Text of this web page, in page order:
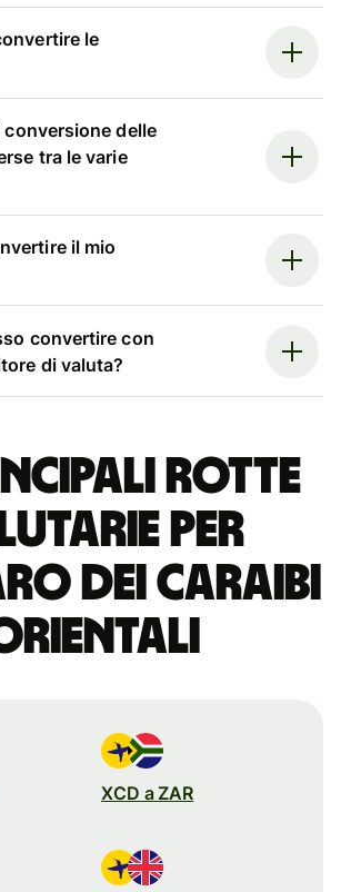
le
conversione delle
tra le varie
il mio
convertire con
di valuta?
rotte
per
dei Caraibi
XCD a ZAR